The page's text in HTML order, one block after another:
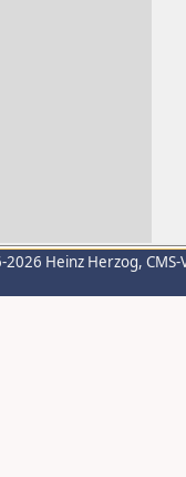
Heinz Herzog,